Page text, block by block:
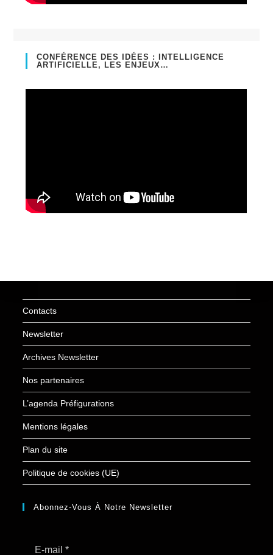
CONFÉRENCE DES IDÉES : INTELLIGENCE
ARTIFICIELLE, LES ENJEUX…
Contacts
Newsletter
Archives Newsletter
Nos partenaires
L’agenda Préfigurations
Mentions légales
Plan du site
Politique de cookies (UE)
Abonnez-Vous À Notre Newsletter
E-mail*